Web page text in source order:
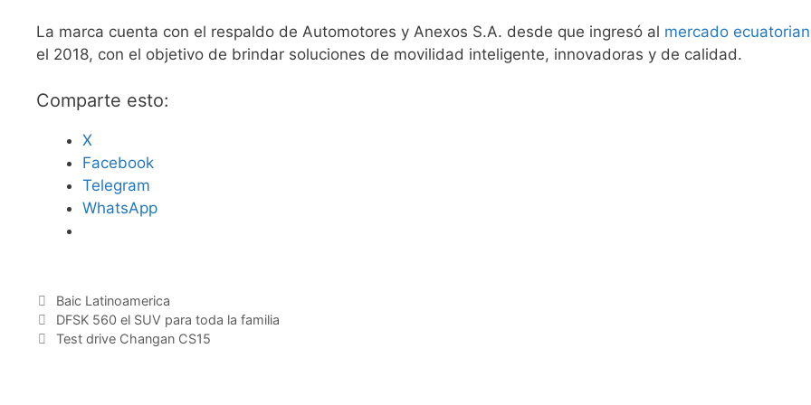
La marca cuenta con el respaldo de Automotores y Anexos S.A. desde que ingresó al mercado
el 2018, con el objetivo de brindar soluciones de movilidad inteligente, innovadoras y de calidad.
Comparte esto:
X
Facebook
Telegram
WhatsApp
Baic Latinoamerica
DFSK 560 el SUV para toda la familia
Test drive Changan CS15